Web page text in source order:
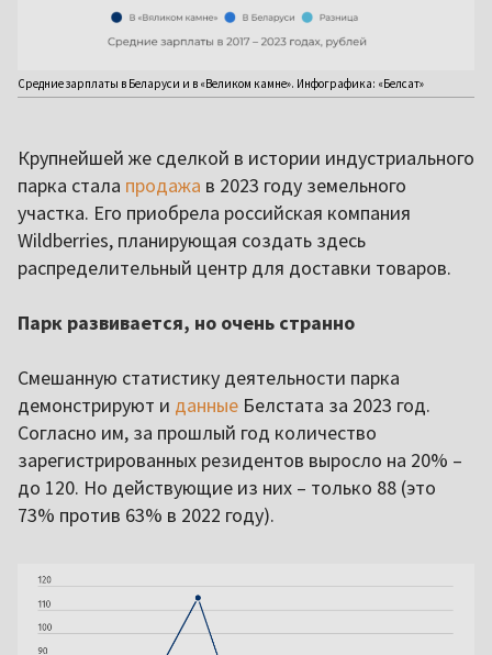
Средние зарплаты в Беларуси и в «Великом камне». Инфографика: «Белсат»
Крупнейшей же сделкой в истории индустриального
парка стала продажа в 2023 году земельного
участка. Его приобрела российская компания
Wildberries, планирующая создать здесь
распределительный центр для доставки товаров.
Парк развивается, но очень странно
Смешанную статистику деятельности парка
демонстрируют и данные Белстата за 2023 год.
Согласно им, за прошлый год количество
зарегистрированных резидентов выросло на 20% –
до 120. Но действующие из них – только 88 (это
73% против 63% в 2022 году).